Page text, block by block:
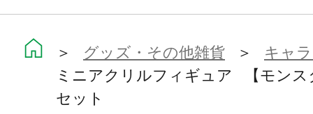
＞ グッズ・その他雑貨 ＞ キャ
ミニアクリルフィギュア 【モンス
セット